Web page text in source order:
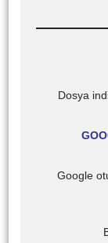
Dosya
Google